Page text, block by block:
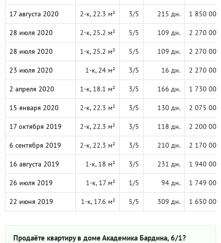
17 августа 2020 2-к, 22.3 м² 3/5 215 дн. 1 850 000
28 июля 2020 2-к, 25.2 м² 5/5 109 дн. 2 270 000
28 июля 2020 1-к, 25.2 м² 5/5 109 дн. 2 270 000
23 июля 2020 1-к, 24 м² 3/5 16 дн. 2 270 000
2 апреля 2020 1-к, 18.1 м² 3/5 166 дн. 1 730 000
15 января 2020 2-к, 22.3 м² 3/5 130 дн. 2 075 000
17 октября 2019 2-к, 22.3 м² 3/5 118 дн. 2 200 000
6 сентября 2019 2-к, 22.3 м² 3/5 210 дн. 2 170 000
16 августа 2019 1-к, 18 м² 3/5 231 дн. 1 940 000
26 июля 2019 1-к, 17 м² 1/5 94 дн. 1 749 000
22 июня 2019 1-к, 17.6 м² 5/5 309 дн. 1 650 000
Продаёте квартиру в доме Академика Бардина, 6/1?